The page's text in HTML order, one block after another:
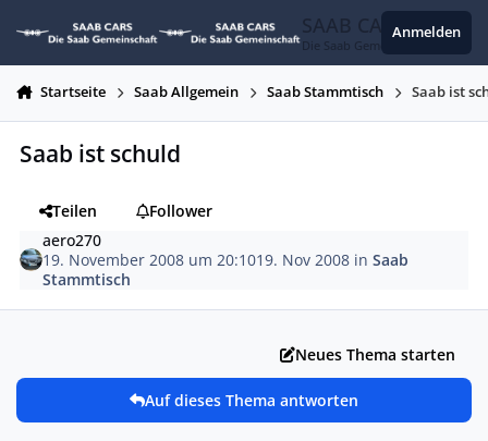
SAAB CARS
Die Saab Gemeinschaft
Anmelden
Startseite Saab Allgemein Saab Stammtisch Saab ist
Saab ist schuld
Teilen
Follower
aero270
19. November 2008 um 20:1019. Nov 2008 inSaab
Stammtisch
Neues Thema starten
Auf dieses Thema antworten